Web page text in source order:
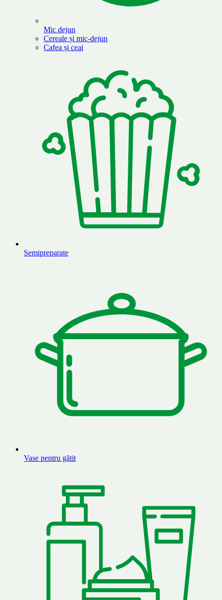
Mic dejun
Cereale și mic-dejun
Cafea și ceai
Semipreparate
Vase pentru gătit